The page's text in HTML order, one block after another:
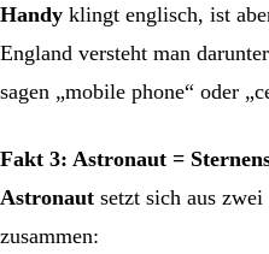
Handy klingt englisch, ist
England versteht man
sagen „mobile phone“ oder
Fakt 3: Astronaut =
Astronaut setzt sich aus
zusammen: